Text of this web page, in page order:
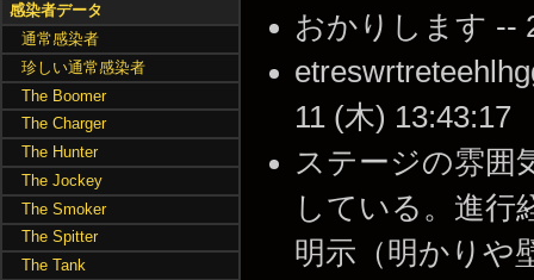
おかりします --
11 (木) 13:43:17
ステージの雰囲
している。進行
明示（明かり
感染者データ
通常感染者
珍しい通常感染者
The Boomer
The Charger
The Hunter
The Jockey
The Smoker
The Spitter
The Tank